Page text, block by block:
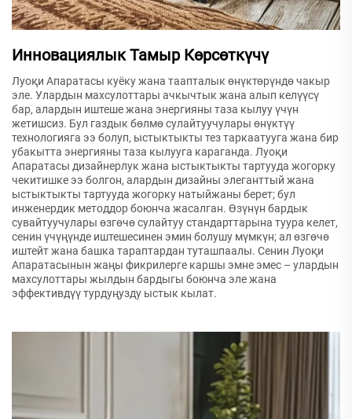
Инновациялык Тамыр Көрсөткүчү
Луоқи Апаратасы куёку жана таапталык өнүктөрүндө чакыр
эле. Улардын махсулоттары ачкычтык жана алып келүүсү
бар, алардын иштеше жана энергияны таза кылуу үчүн
жетишсиз. Бул газдык бөлмө сулайтуучулары өнүктүү
технологияга ээ болуп, ыстыктыкты тез таркаатууга жана бир
убакытта энергияны таза кылууга караганда. Луоқи
Апаратасы дизайнерлук жана ыстыктыкты тартууда жогорку
чекитишке ээ болгон, алардын дизайны элеганттый жана
ыстыктыкты тартууда жогорку натыйжаны берет; бул
инженердик методдор боюнча жасалган. Өзүнүн бардык
сувайтуучулары өзгөчө сулайтуу стандарттарына туура келет,
сенин үчүңүнде иштешесинен эмин болушу мүмкүн; ал өзгөчө
иштейт жана башка тараптардан туташпаалы. Сенин Луоқи
Апаратасынын жаңы фикрилерге каршы эмне эмес – улардын
махсулоттары жылдын бардыгы боюнча эле жана
эффективдүү турдуңузду ыстык кылат.